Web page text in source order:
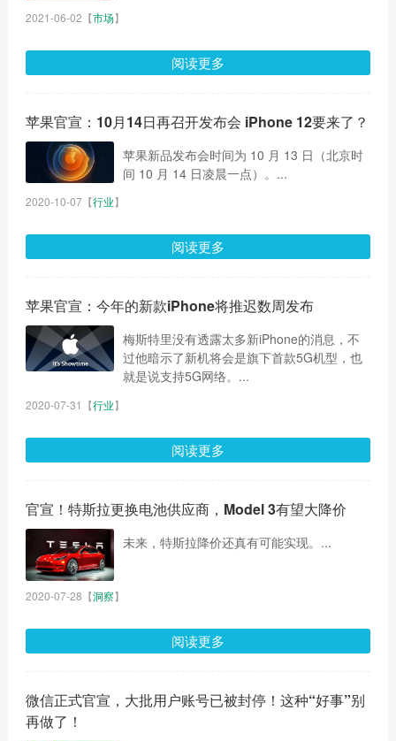
2021-06-02 【市场】
阅读更多
苹果官宣：10月14日再召开发布会 iPhone 12要来了？
苹果新品发布会时间为 10 月 13 日（北京时
间 10 月 14 日凌晨一点）。...
2020-10-07【行业】
阅读更多
苹果官宣：今年的新款iPhone将推迟数周发布
梅斯特里没有透露太多新iPhone的消息，不
过他暗示了新机将会是旗下首款5G机型，也
就是说支持5G网络。...
2020-07-31 【行业】
阅读更多
官宣！特斯拉更换电池供应商，Model 3有望大降价
未来，特斯拉降价还真有可能实现。...
2020-07-28 【洞察】
阅读更多
微信正式官宣，大批用户账号已被封停！这种“好事”别
再做了！